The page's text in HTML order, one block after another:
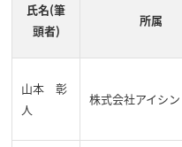
氏名(筆
頭者)
所属
山本 彰
人
株式会社アイシン